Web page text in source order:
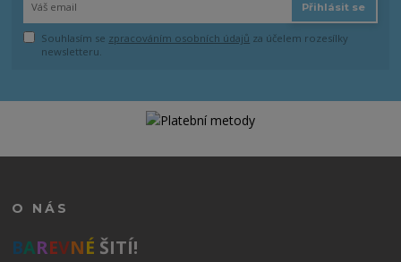
Přihlásit se
Souhlasím se zpracováním osobních údajů za účelem rozesílky
newsletteru.
O NÁS
BAREVNÉ ŠITÍ!